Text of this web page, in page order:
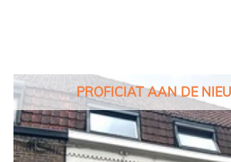
PROFICIAT AAN DE